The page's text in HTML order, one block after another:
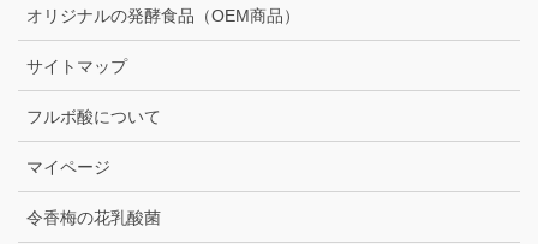
オリジナルの発酵食品（OEM商品）
サイトマップ
フルボ酸について
マイページ
令香梅の花乳酸菌